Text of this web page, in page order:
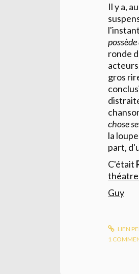
Il y a,
ronde
gros
chose
la
part,
C'était
théatre
Guy
LIEN
1